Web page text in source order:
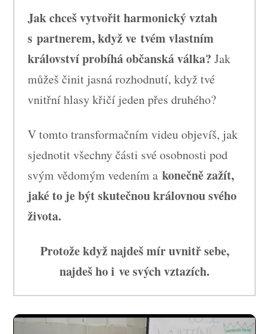
Jak chceš vytvořit harmonický vztah
s partnerem, když ve tvém vlastním
království probíhá občanská válka? Jak
můžeš činit jasná rozhodnutí, když tvé
vnitřní hlasy křičí jeden přes druhého?
V tomto transformačním videu objevíš, jak
sjednotit všechny části své osobnosti pod
svým vědomým vedením akonečně zažít,
jaké to je být skutečnou královnou svého
života.
Protože když najdeš mír uvnitř sebe,
najdeš ho i ve svých vztazích.
Video